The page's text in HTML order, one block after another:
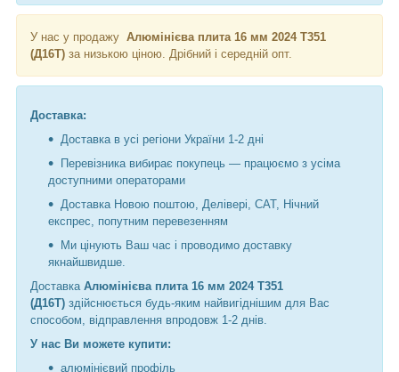
У нас у продажу Алюмінієва плита 16 мм 2024 Т351
(Д16Т) за низькою ціною. Дрібний і середній опт.
Доставка:
Доставка в усі регіони України 1-2 дні
Перевізника вибирає покупець — працюємо з усіма
доступними операторами
Доставка Новою поштою, Делівері, САТ, Нічний
експрес, попутним перевезенням
Ми цінують Ваш час і проводимо доставку
якнайшвидше.
Доставка Алюмінієва плита 16 мм 2024 Т351
(Д16Т) здійснюється будь-яким найвигіднішим для Вас
способом, відправлення впродовж 1-2 днів.
У нас Ви можете купити:
алюмінієвий профіль